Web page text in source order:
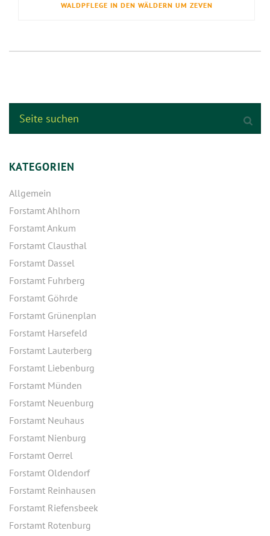
WALDPFLEGE IN DEN WÄLDERN UM ZEVEN
KATEGORIEN
Allgemein
Forstamt Ahlhorn
Forstamt Ankum
Forstamt Clausthal
Forstamt Dassel
Forstamt Fuhrberg
Forstamt Göhrde
Forstamt Grünenplan
Forstamt Harsefeld
Forstamt Lauterberg
Forstamt Liebenburg
Forstamt Münden
Forstamt Neuenburg
Forstamt Neuhaus
Forstamt Nienburg
Forstamt Oerrel
Forstamt Oldendorf
Forstamt Reinhausen
Forstamt Riefensbeek
Forstamt Rotenburg